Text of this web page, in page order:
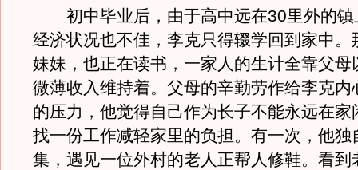
初中毕业后，由于高中远在30里外的镇
经济状况也不佳，李克只得辍学回到家中。
妹妹，也正在读书，一家人的生计全靠父母
微薄收入维持着。父母的辛勤劳作给李克内
的压力，他觉得自己作为长子不能永远在家
找一份工作减轻家里的负担。有一次，他独
集，遇见一位外村的老人正帮人修鞋。看到